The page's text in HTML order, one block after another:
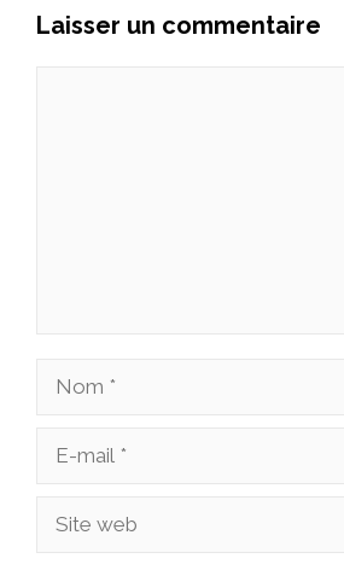
Laisser un commentaire
Nom
Site